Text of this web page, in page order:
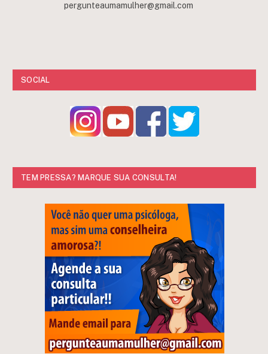
pergunteaumamulher@gmail.com
SOCIAL
TEM PRESSA? MARQUE SUA CONSULTA!